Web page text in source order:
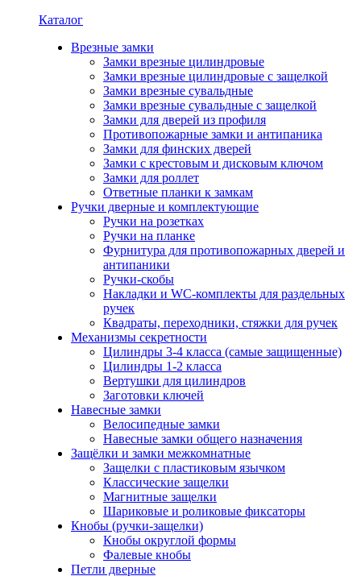
Каталог
Врезные замки
Замки врезные цилиндровые
Замки врезные цилиндровые с защелкой
Замки врезные сувальдные
Замки врезные сувальдные с защелкой
Замки для дверей из профиля
Противопожарные замки и антипаника
Замки для финских дверей
Замки с крестовым и дисковым ключом
Замки для роллет
Ответные планки к замкам
Ручки дверные и комплектующие
Ручки на розетках
Ручки на планке
Фурнитура для противопожарных дверей и
антипаники
Ручки-скобы
Накладки и WC-комплекты для раздельных
ручек
Квадраты, переходники, стяжки для ручек
Механизмы секретности
Цилиндры 3-4 класса (самые защищенные)
Цилиндры 1-2 класса
Вертушки для цилиндров
Заготовки ключей
Навесные замки
Велосипедные замки
Навесные замки общего назначения
Защёлки и замки межкомнатные
Защелки с пластиковым язычком
Классические защелки
Магнитные защелки
Шариковые и роликовые фиксаторы
Кнобы (ручки-защелки)
Кнобы округлой формы
Фалевые кнобы
Петли дверные